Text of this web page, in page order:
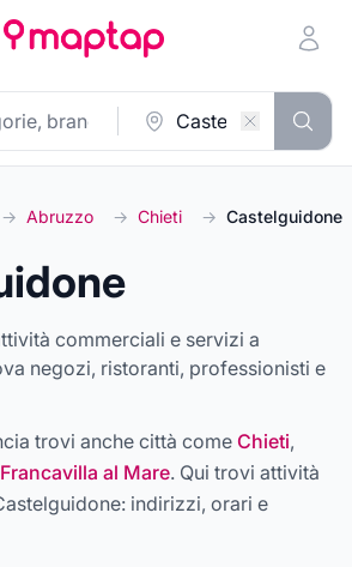
→ Abruzzo → Chieti → Castelguidone
commerciali e servizi a
negozi, ristoranti, professionisti e
trovi anche città come Chieti,
Francavilla al Mare. Qui trovi attività
: indirizzi, orari e